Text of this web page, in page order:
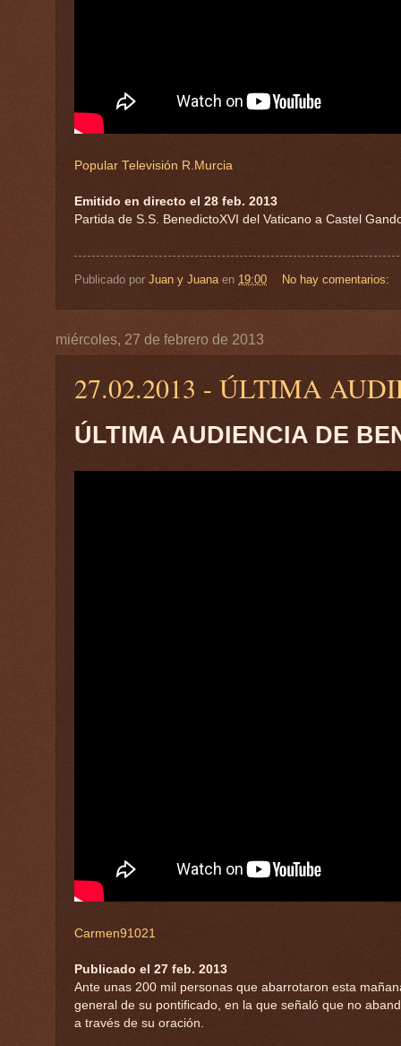
Popular Televisión R.Murcia
Emitido en directo el 28 feb. 2013
Partida de S.S. BenedictoXVI del Vaticano a Castel
Publicado por Juan y Juana en 19:00 No hay comentarios:
miércoles, 27 de febrero de 2013
27.02.2013 - ÚLTIMA
ÚLTIMA AUDIENCIA DE
Carmen91021
Publicado el 27 feb. 2013
Ante unas 200 mil personas que abarrotaron esta
general de su pontificado, en la que señaló que no
a través de su oración.